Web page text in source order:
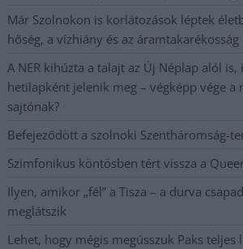
Már Szolnokon is korlátozások léptek
hőség, a vízhiány és az
A NER kihúzta a talajt az Új Néplap alól
hetilapként jelenik meg – végképp vége
sajtónak?
Befejeződött a szolnoki Szentháromság-
Szimfonikus köntösben tért vissza a
Ilyen, amikor „fél” a Tisza – a durva
meglátszik
Lehet, hogy mégis megússzuk Paks teljes